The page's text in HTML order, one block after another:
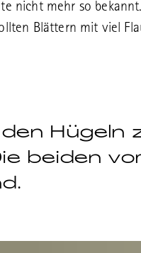
nicht mehr so
Blättern mit viel
Hügeln
beiden